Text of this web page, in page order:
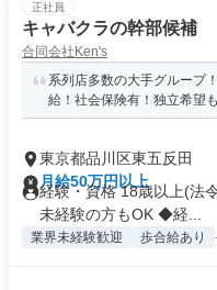
正社員
キャバクラの幹部候補
合同会社Ken's
系列店多数の大手グループ
給！社会保険有！独立希望
東京都品川区東五反田
月給50万円以上
経験・資格 18歳以上(法
未経験の方もOK ◆経...
業界未経験歓迎 歩合給あり